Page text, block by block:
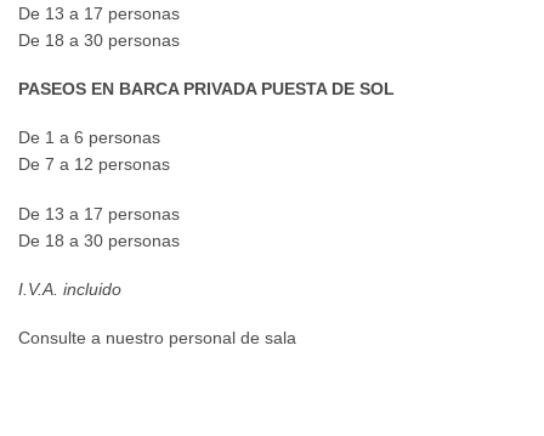
De 13 a 17 personas
De 18 a 30 personas
PASEOS EN BARCA PRIVADA PUESTA DE SOL
De 1 a 6 personas
De 7 a 12 personas
De 13 a 17 personas
De 18 a 30 personas
I.V.A. incluido
Consulte a nuestro personal de sala